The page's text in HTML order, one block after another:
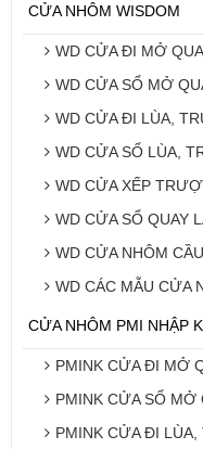
CỬA NHÔM WISDOM
WD CỬA ĐI MỞ
WD CỬA SỔ MỞ
WD CỬA ĐI LÙA,
WD CỬA SỔ LÙA,
WD CỬA XẾP
WD CỬA SỔ QUAY
WD CỬA NHÔM
WD CÁC MẪU CỬA
CỬA NHÔM PMI NHẬP
PMINK CỬA ĐI MỞ
PMINK CỬA SỔ MỞ
PMINK CỬA ĐI